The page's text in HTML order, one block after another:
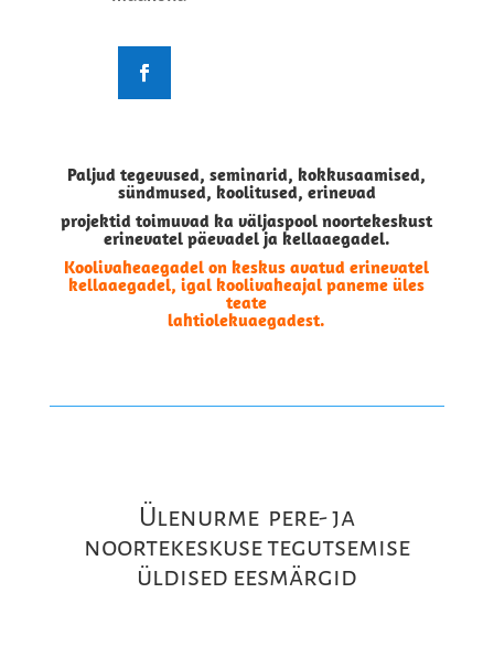
Paljud tegevused, seminarid, kokkusaamised,
sündmused, koolitused, erinevad
projektid toimuvad ka väljaspool noortekeskust
erinevatel päevadel ja kellaaegadel.
Koolivaheaegadel on keskus avatud erinevatel
kellaaegadel, igal koolivaheajal paneme üles
teate
lahtiolekuaegadest.
Ülenurme pere- ja
noortekeskuse tegutsemise
üldised eesmärgid